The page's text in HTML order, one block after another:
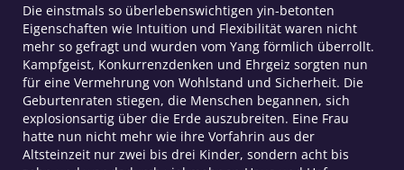
Die einstmals so überlebenswichtigen yin-betonten
Eigenschaften wie Intuition und Flexibilität waren nicht
mehr so gefragt und wurden vom Yang förmlich überrollt.
Kampfgeist, Konkurrenzdenken und Ehrgeiz sorgten nun
für eine Vermehrung von Wohlstand und Sicherheit. Die
Geburtenraten stiegen, die Menschen begannen, sich
explosionsartig über die Erde auszubreiten. Eine Frau
hatte nun nicht mehr wie ihre Vorfahrin aus der
Altsteinzeit nur zwei bis drei Kinder, sondern acht bis